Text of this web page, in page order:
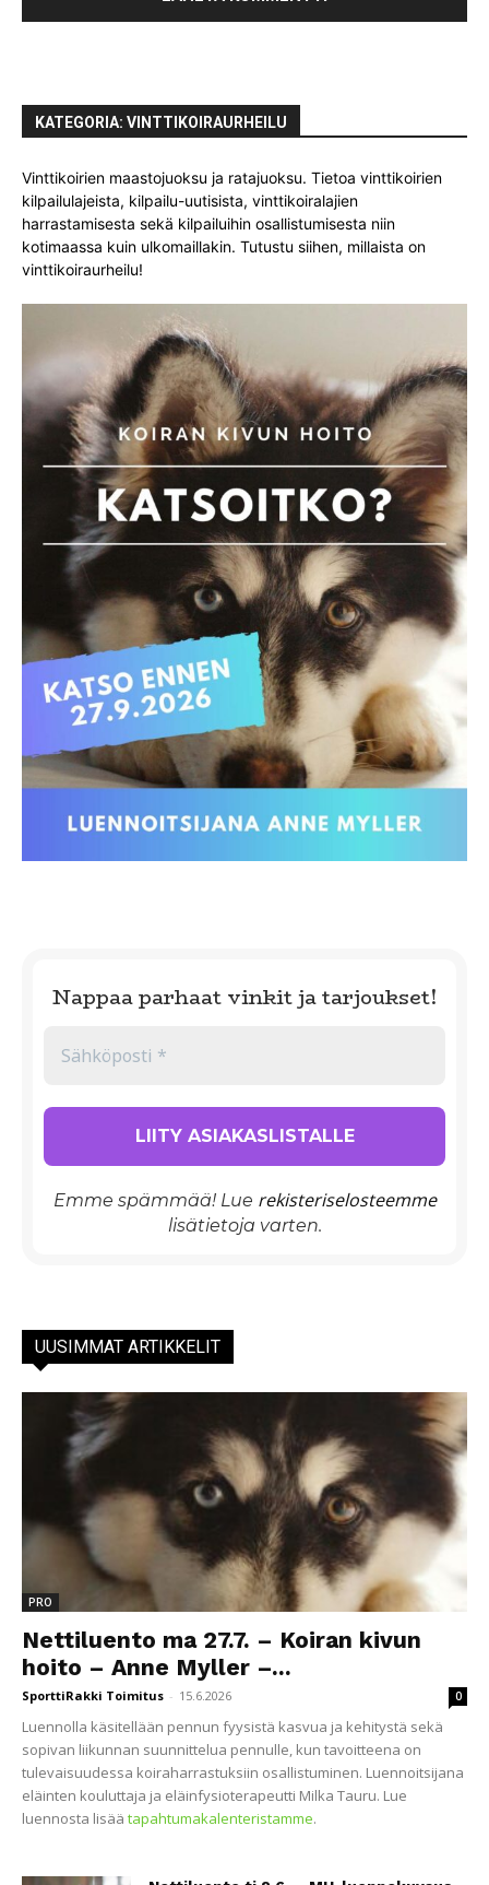
KATEGORIA: VINTTIKOIRAURHEILU
Vinttikoirien maastojuoksu ja ratajuoksu. Tietoa vinttikoirien
kilpailulajeista, kilpailu-uutisista, vinttikoiralajien
harrastamisesta sekä kilpailuihin osallistumisesta niin
kotimaassa kuin ulkomaillakin. Tutustu siihen, millaista on
vinttikoiraurheilu!
Nappaa parhaat vinkit ja tarjoukset!
Emme spämmää! Lue rekisteriselosteemme
lisätietoja varten.
UUSIMMAT ARTIKKELIT
PRO
Nettiluento ma 27.7. – Koiran kivun
hoito – Anne Myller –...
SporttiRakki Toimitus - 15.6.2026 0
Luennolla käsitellään pennun fyysistä kasvua ja kehitystä sekä
sopivan liikunnan suunnittelua pennulle, kun tavoitteena on
tulevaisuudessa koiraharrastuksiin osallistuminen. Luennoitsijana
eläinten kouluttaja ja eläinfysioterapeutti Milka Tauru. Lue
luennosta lisää tapahtumakalenteristamme.